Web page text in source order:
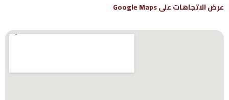
عرض الاتجاهات على Google Maps